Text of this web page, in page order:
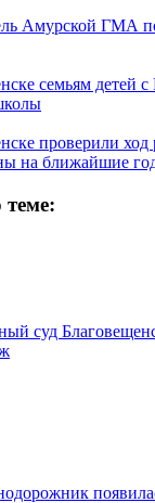
Амурской ГМА
семьям детей
проверили ход
на ближайшие
суд